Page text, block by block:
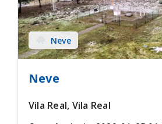
Neve
Neve
Vila Real, Vila Real